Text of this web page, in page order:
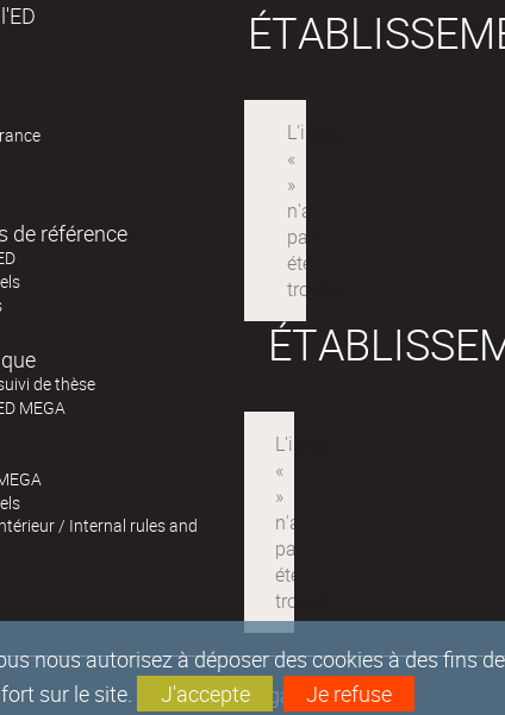
nous autorisez à déposer des cookies à des fins
sur le site.
J'accepte Je refuse
de référence
de thèse
MEGA
/ Internal rules and
Mentions légales